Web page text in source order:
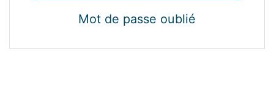
Mot de passe oublié